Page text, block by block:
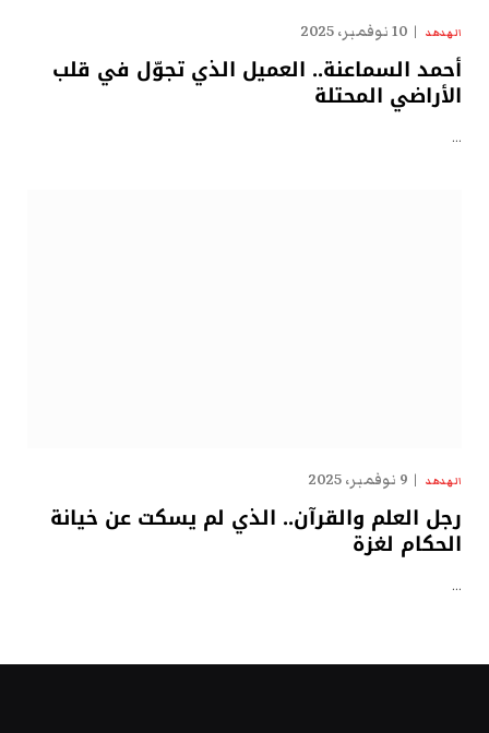
الهدهد 10 نوفمبر، 2025
أحمد السماعنة.. العميل الذي تجوّل في قلب
الأراضي المحتلة
…
الهدهد 9 نوفمبر، 2025
رجل العلم والقرآن.. الذي لم يسكت عن خيانة
الحكام لغزة
…